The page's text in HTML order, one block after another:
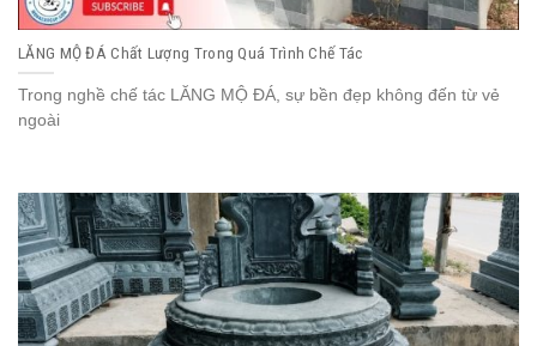
LĂNG MỘ ĐÁ Chất Lượng Trong Quá Trình Chế Tác
Trong nghề chế tác LĂNG MỘ ĐÁ, sự bền đẹp không đến từ vẻ
ngoài